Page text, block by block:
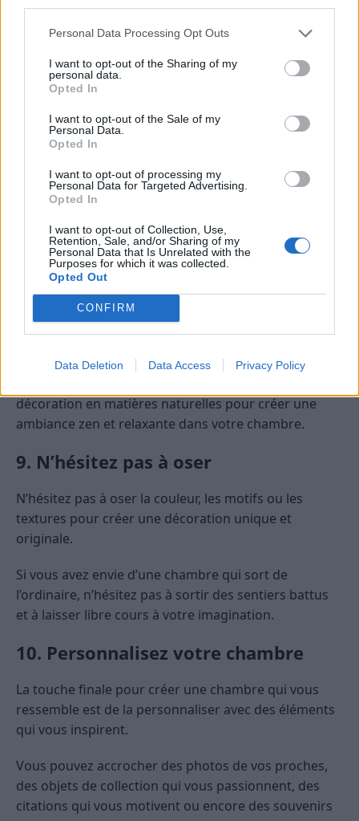
Personal Data Processing Opt Outs
I want to opt-out of the Sharing of my
personal data.
Opted In
I want to opt-out of the Sale of my
Personal Data.
Opted In
I want to opt-out of processing my
Personal Data for Targeted Advertising.
Opted In
I want to opt-out of Collection, Use,
Retention, Sale, and/or Sharing of my
Personal Data that Is Unrelated with the
Purposes for which it was collected.
Opted Out
CONFIRM
Data Deletion Data Access Privacy Policy
8. Privilégiez les matières naturelles
Les matières naturelles, comme le bois, le lin ou le
coton, apportent une touche de chaleur et de
décoration en matières naturelles pour créer une
ambiance zen et relaxante dans votre chambre.
9. N’hésitez pas à oser
N’hésitez pas à oser la couleur, les motifs ou les
textures pour créer une décoration unique et
originale.
Si vous avez envie d’une chambre qui sort de
l’ordinaire, n’hésitez pas à sortir des sentiers battus
et à laisser libre cours à votre imagination.
10. Personnalisez votre chambre
La touche finale pour créer une chambre qui vous
ressemble est de la personnaliser avec des éléments
qui vous inspirent.
Vous pouvez accrocher des photos de vos proches,
des objets de collection qui vous passionnent, des
citations qui vous motivent ou encore des souvenirs